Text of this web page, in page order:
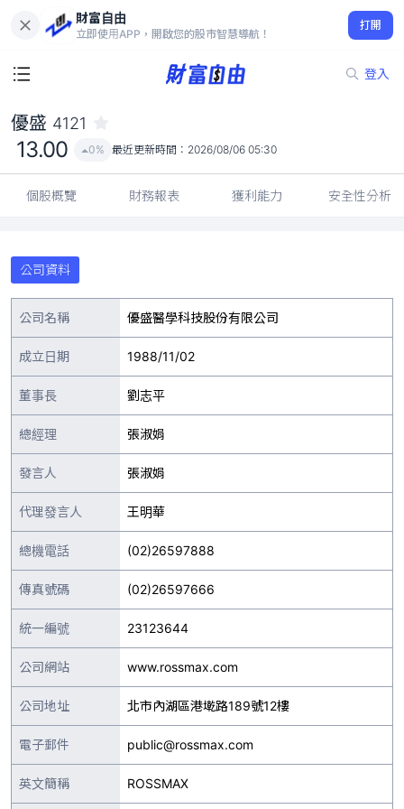
財富自由
立即使用APP，開啟您的股市智慧導航！
打開
登入
13.00
0%
優盛 4121
13.00 0% 最近更新時間： 2026/08/06 05:30
個股概覽 財務報表 獲利能力 安全性分析
公司資料
公司名稱 優盛醫學科技股份有限公司
成立日期 1988/11/02
董事長 劉志平
總經理 張淑娟
發言人 張淑娟
代理發言人 王明華
總機電話 (02)26597888
傳真號碼 (02)26597666
統一編號 23123644
公司網站 www.rossmax.com
公司地址 北市內湖區港墘路189號12樓
電子郵件 public@rossmax.com
英文簡稱 ROSSMAX